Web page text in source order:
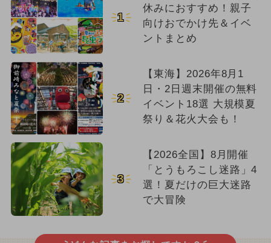
1
休みにおすすめ！親子
向けおでかけ先＆イベ
ントまとめ
2
【東海】2026年8月1
日・2日週末開催の無料
イベント18選 大規模夏
祭り＆花火大会も！
3
【2026全国】8月開催
「とうもろこし迷路」4
選！夏だけの巨大迷路
で大冒険